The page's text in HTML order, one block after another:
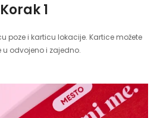
Korak 1
poze i karticu lokacije. Kartice možete
u odvojeno i zajedno.